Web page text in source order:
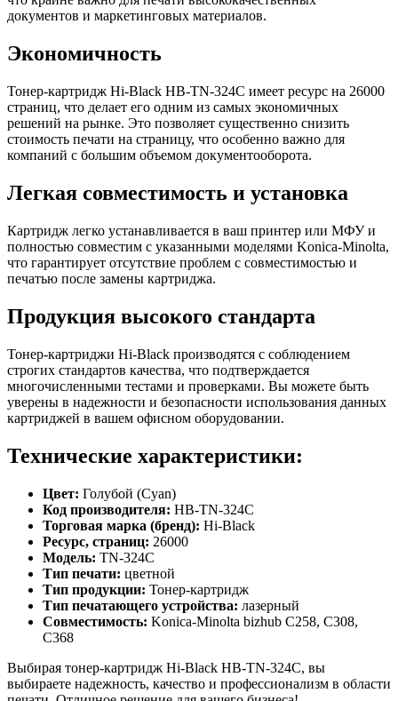
документов и маркетинговых материалов.
Экономичность
Тонер-картридж Hi-Black HB-TN-324C имеет ресурс на 26000
страниц, что делает его одним из самых экономичных
решений на рынке. Это позволяет существенно снизить
стоимость печати на страницу, что особенно важно для
компаний с большим объемом документооборота.
Легкая совместимость и установка
Картридж легко устанавливается в ваш принтер или МФУ и
полностью совместим с указанными моделями Konica-Minolta,
что гарантирует отсутствие проблем с совместимостью и
печатью после замены картриджа.
Продукция высокого стандарта
Тонер-картриджи Hi-Black производятся с соблюдением
строгих стандартов качества, что подтверждается
многочисленными тестами и проверками. Вы можете быть
уверены в надежности и безопасности использования данных
картриджей в вашем офисном оборудовании.
Технические характеристики:
Цвет: Голубой (Cyan)
Код производителя: HB-TN-324C
Торговая марка (бренд): Hi-Black
Ресурс, страниц: 26000
Модель: TN-324C
Тип печати: цветной
Тип продукции: Тонер-картридж
Тип печатающего устройства: лазерный
Совместимость: Konica-Minolta bizhub C258, C308,
C368
Выбирая тонер-картридж Hi-Black HB-TN-324C, вы
выбираете надежность, качество и профессионализм в области